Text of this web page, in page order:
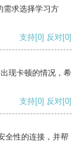
需求选择学习方
支持[0] 反对[0]
现卡顿的情况，希
支持[0] 反对[0]
全性的连接，并帮